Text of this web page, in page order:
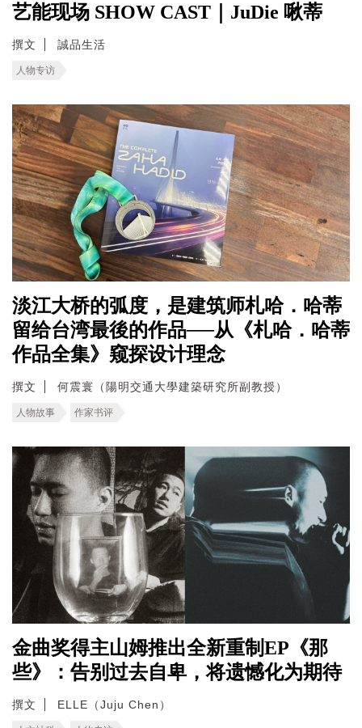
艺能现场 SHOW CAST｜JuDie 啾蒂
撰文 誠品生活
人物专访
淡江大桥的弧度，是建筑师札哈．哈蒂
留给台湾最後的作品──从《札哈．哈蒂
作品全集》窥探设计理念
撰文 何震寰（陽明交通大學建築研究所副教授）
人物故事 作家书评
金曲奖得主山姆推出全新重制EP《那
些》：告别过去自卑，将遗憾化为期待
撰文 ELLE（Juju Chen）